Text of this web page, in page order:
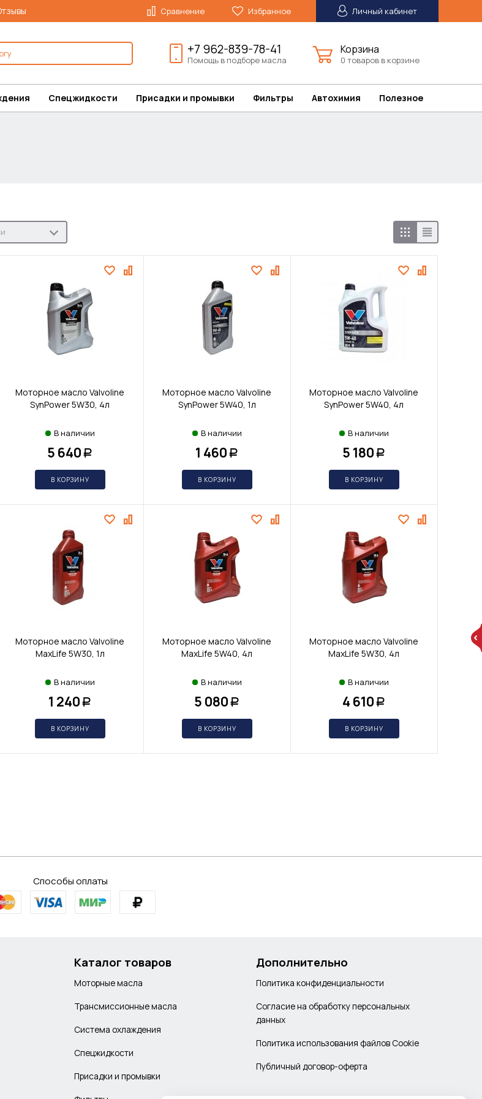
Сравнение Избранное Личный кабинет
+7 962-839-78-41
Помощь в подборе масла
Корзина
0 товаров в корзине
Спецжидкости Присадки и промывки Фильтры Автохимия Полезное
Моторное масло Valvoline
SynPower 5W30, 4л
В наличии
5 640 Р
В КОРЗИНУ
Моторное масло Valvoline
SynPower 5W40, 1л
В наличии
1 460 Р
В КОРЗИНУ
Моторное масло Valvoline
SynPower 5W40, 4л
В наличии
5 180 Р
В КОРЗИНУ
Моторное масло Valvoline
MaxLife 5W30, 1л
В наличии
1 240 Р
В КОРЗИНУ
Моторное масло Valvoline
MaxLife 5W40, 4л
В наличии
5 080 Р
В КОРЗИНУ
Моторное масло Valvoline
MaxLife 5W30, 4л
В наличии
4 610 Р
В КОРЗИНУ
Способы оплаты
Каталог товаров
Моторные масла
Трансмиссионные масла
Система охлаждения
Спецжидкости
Присадки и промывки
Дополнительно
Политика конфиденциальности
Согласие на обработку персональных
данных
Политика использования файлов Cookie
Публичный договор-оферта